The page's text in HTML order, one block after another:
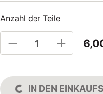
Anzahl der Teile
IN DEN